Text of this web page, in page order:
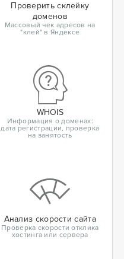
Проверить склейку
доменов
Массовый чек адресов на
"клей" в Яндексе
WHOIS
Информация о доменах:
дата регистрации, проверка
на занятость
Анализ скорости сайта
Проверка скорости отклика
хостинга или сервера